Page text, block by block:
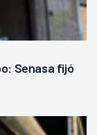
Senasa fijó